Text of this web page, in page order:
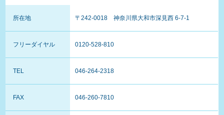
できます。
整備保証が付いているのでご安心ください。
60歳以上のお客様にはエンジンオイルを無料
所在地 〒242-0018 神奈川県大和市深見西 6-7-1
フリーダイヤル 0120-528-810
TEL 046-264-2318
FAX 046-260-7810